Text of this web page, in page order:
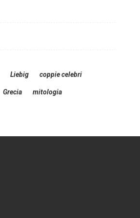
Liebig coppie celebri
Grecia mitologia